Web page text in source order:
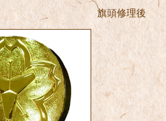
旗頭修理後